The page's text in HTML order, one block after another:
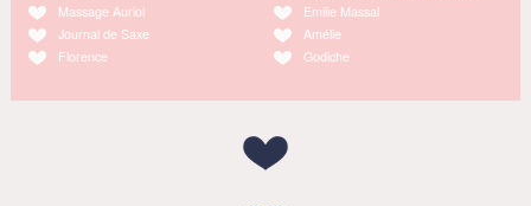
Massage Auriol
Journal de Saxe
Florence
Emilie Massal
Amélie
Godiche